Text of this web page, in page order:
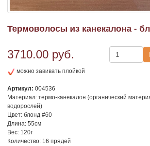
Термоволосы из канекалона -
3710.00 руб.
можно завивать плойкой
Артикул: 004536
Материал: термо-канекалон (органический
водорослей)
Цвет: блонд #60
Длина: 55см
Вес: 120г
Количество: 16 прядей